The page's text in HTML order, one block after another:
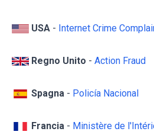
USA - Internet Crime
Regno Unito - Action Fraud
Spagna - Policía Nacional
Francia - Ministère de